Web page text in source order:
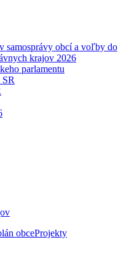
samosprávy obcí a voľby do
krajov 2026
parlamentu
obceProjekty